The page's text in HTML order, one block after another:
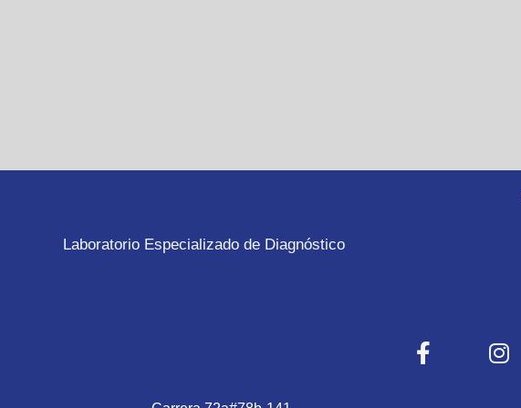
Laboratorio Especializado de Diagnóstico